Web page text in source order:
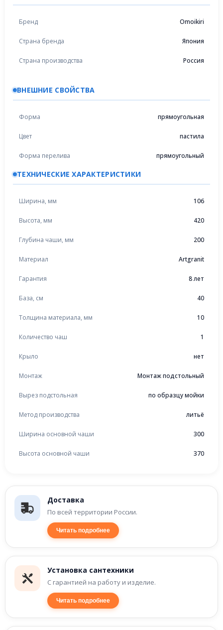
Доставка
По всей территории России.
Читать подробнее
Установка сантехники
С гарантией на работу и изделие.
Читать подробнее
Бренд Omoikiri
Страна бренда Япония
Страна производства Россия
ВНЕШНИЕ СВОЙСТВА
Форма прямоугольная
Цвет пастила
Форма перелива прямоугольный
ТЕХНИЧЕСКИЕ ХАРАКТЕРИСТИКИ
Ширина, мм 106
Высота, мм 420
Глубина чаши, мм 200
Материал Artgranit
Гарантия 8 лет
База, см 40
Толщина материала, мм 10
Количество чаш 1
Крыло нет
Монтаж Монтаж подстольный
Вырез подстольная по образцу мойки
Метод производства литьё
Ширина основной чаши 300
Высота основной чаши 370